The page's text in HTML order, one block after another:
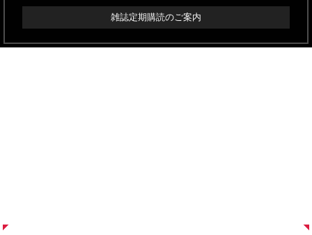
雑誌定期購読のご案内